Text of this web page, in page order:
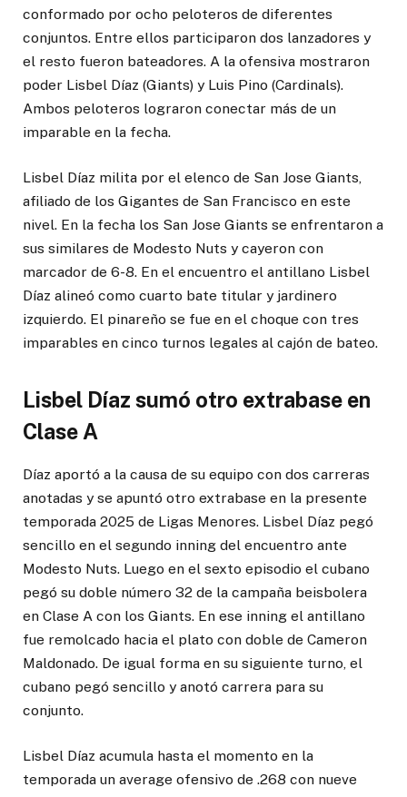
conformado por ocho peloteros de diferentes
conjuntos. Entre ellos participaron dos lanzadores y
el resto fueron bateadores. A la ofensiva mostraron
poder Lisbel Díaz (Giants) y Luis Pino (Cardinals).
Ambos peloteros lograron conectar más de un
imparable en la fecha.
Lisbel Díaz milita por el elenco de San Jose Giants,
afiliado de los Gigantes de San Francisco en este
nivel. En la fecha los San Jose Giants se enfrentaron a
sus similares de Modesto Nuts y cayeron con
marcador de 6-8. En el encuentro el antillano Lisbel
Díaz alineó como cuarto bate titular y jardinero
izquierdo. El pinareño se fue en el choque con tres
imparables en cinco turnos legales al cajón de bateo.
Lisbel Díaz sumó otro extrabase en
Clase A
Díaz aportó a la causa de su equipo con dos carreras
anotadas y se apuntó otro extrabase en la presente
temporada 2025 de Ligas Menores. Lisbel Díaz pegó
sencillo en el segundo inning del encuentro ante
Modesto Nuts. Luego en el sexto episodio el cubano
pegó su doble número 32 de la campaña beisbolera
en Clase A con los Giants. En ese inning el antillano
fue remolcado hacia el plato con doble de Cameron
Maldonado. De igual forma en su siguiente turno, el
cubano pegó sencillo y anotó carrera para su
conjunto.
Lisbel Díaz acumula hasta el momento en la
temporada un average ofensivo de .268 con nueve